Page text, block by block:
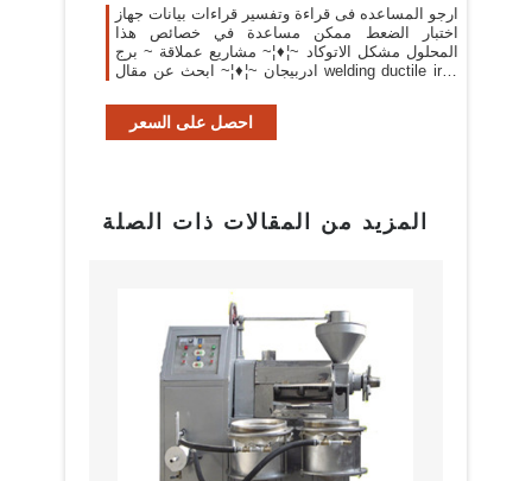
ارجو المساعده فى قراءة وتفسير قراءات بيانات جهاز
اختبار الضعط ممكن مساعدة في خصائص هذا
المحلول مشكل الاتوكاد ~¦♦¦~ مشاريع عملاقة ~ برج
ادربيجان ~¦♦¦~ ابحث عن مقال welding ductile iron
احصل على السعر
المزيد من المقالات ذات الصلة